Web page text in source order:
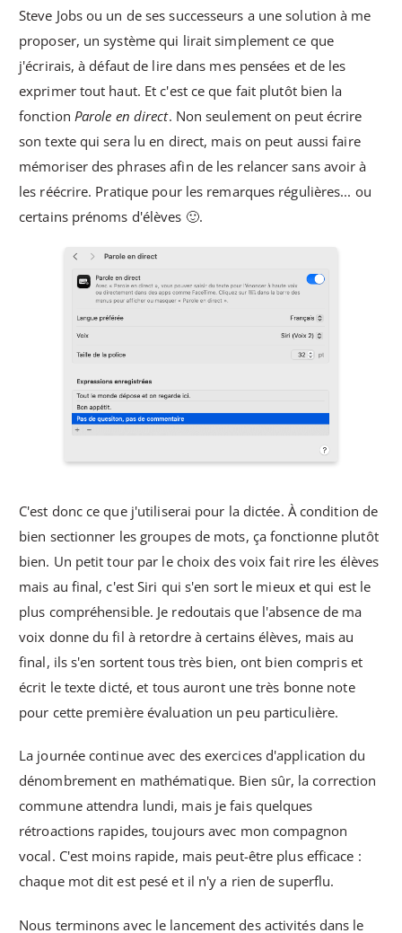
Steve Jobs ou un de ses successeurs a une solution à me
proposer, un système qui lirait simplement ce que
j'écrirais, à défaut de lire dans mes pensées et de les
exprimer tout haut. Et c'est ce que fait plutôt bien la
fonction Parole en direct. Non seulement on peut écrire
son texte qui sera lu en direct, mais on peut aussi faire
mémoriser des phrases afin de les relancer sans avoir à
les réécrire. Pratique pour les remarques régulières... ou
certains prénoms d'élèves 🙂.
C'est donc ce que j'utiliserai pour la dictée. À condition de
bien sectionner les groupes de mots, ça fonctionne plutôt
bien. Un petit tour par le choix des voix fait rire les élèves
mais au final, c'est Siri qui s'en sort le mieux et qui est le
plus compréhensible. Je redoutais que l'absence de ma
voix donne du fil à retordre à certains élèves, mais au
final, ils s'en sortent tous très bien, ont bien compris et
écrit le texte dicté, et tous auront une très bonne note
pour cette première évaluation un peu particulière.
La journée continue avec des exercices d'application du
dénombrement en mathématique. Bien sûr, la correction
commune attendra lundi, mais je fais quelques
rétroactions rapides, toujours avec mon compagnon
vocal. C'est moins rapide, mais peut-être plus efficace :
chaque mot dit est pesé et il n'y a rien de superflu.
Nous terminons avec le lancement des activités dans le